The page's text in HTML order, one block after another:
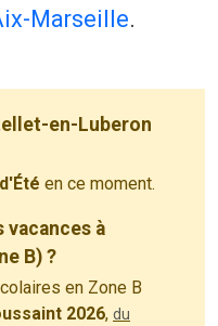
Marseille.
en-Luberon
en ce moment.
vacances à
B) ?
en Zone B
2026, du